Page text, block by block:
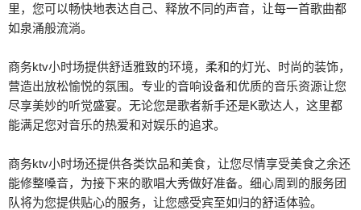
里，您可以畅快地表达自己、释放不同的声音，让每一首歌曲都
如泉涌般流淌。
商务ktv小时场提供舒适雅致的环境，柔和的灯光、时尚的装饰，
营造出放松愉悦的氛围。专业的音响设备和优质的音乐资源让您
尽享美妙的听觉盛宴。无论您是歌者新手还是K歌达人，这里都
能满足您对音乐的热爱和对娱乐的追求。
商务ktv小时场还提供各类饮品和美食，让您尽情享受美食之余还
能修整嗓音，为接下来的歌唱大秀做好准备。细心周到的服务团
队将为您提供贴心的服务，让您感受宾至如归的舒适体验。